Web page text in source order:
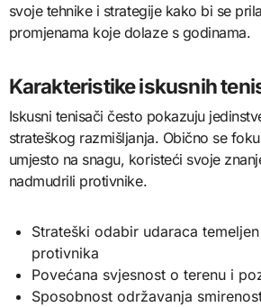
svoje tehnike i strategije kako bi se
promjenama koje dolaze s godinama.
Karakteristike iskusnih
Iskusni tenisači često pokazuju
strateškog razmišljanja. Obično se
umjesto na snagu, koristeći svoje
nadmudrili protivnike.
Strateški odabir udaraca
protivnika
Povećana svjesnost o terenu i
Sposobnost održavanja